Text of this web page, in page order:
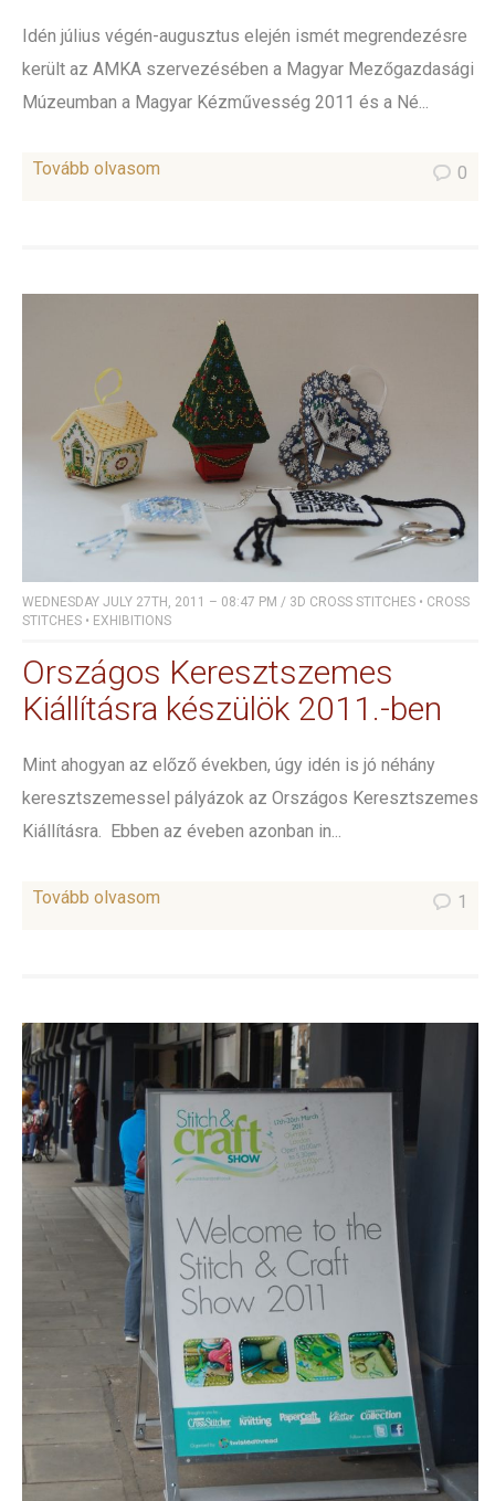
Idén július végén-augusztus elején ismét megrendezésre
került az AMKA szervezésében a Magyar Mezőgazdasági
Múzeumban a Magyar Kézművesség 2011 és a Né...
Tovább olvasom 0
WEDNESDAY JULY 27TH, 2011 – 08:47 PM / 3D CROSS STITCHES • CROSS
STITCHES • EXHIBITIONS
Országos Keresztszemes
Kiállításra készülök 2011.-ben
Mint ahogyan az előző években, úgy idén is jó néhány
keresztszemessel pályázok az Országos Keresztszemes
Kiállításra. Ebben az éveben azonban in...
Tovább olvasom 1